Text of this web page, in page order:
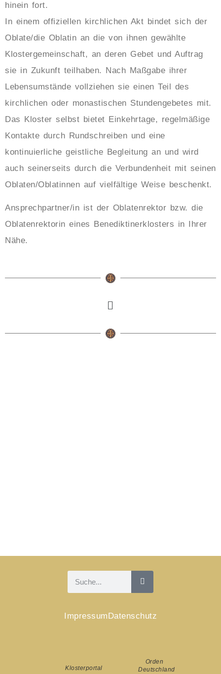
hinein fort.
In einem offiziellen kirchlichen Akt bindet sich der
Oblate/die Oblatin an die von ihnen gewählte
Klostergemeinschaft, an deren Gebet und Auftrag
sie in Zukunft teilhaben. Nach Maßgabe ihrer
Lebensumstände vollziehen sie einen Teil des
kirchlichen oder monastischen Stundengebetes mit.
Das Kloster selbst bietet Einkehrtage, regelmäßige
Kontakte durch Rundschreiben und eine
kontinuierliche geistliche Begleitung an und wird
auch seinerseits durch die Verbundenheit mit seinen
Oblaten/Oblatinnen auf vielfältige Weise beschenkt.
Ansprechpartner/in ist der Oblatenrektor bzw. die
Oblatenrektorin eines Benediktinerklosters in Ihrer
Nähe.
ImpressumDatenschutz
Orden
Deutschland
Klosterportal